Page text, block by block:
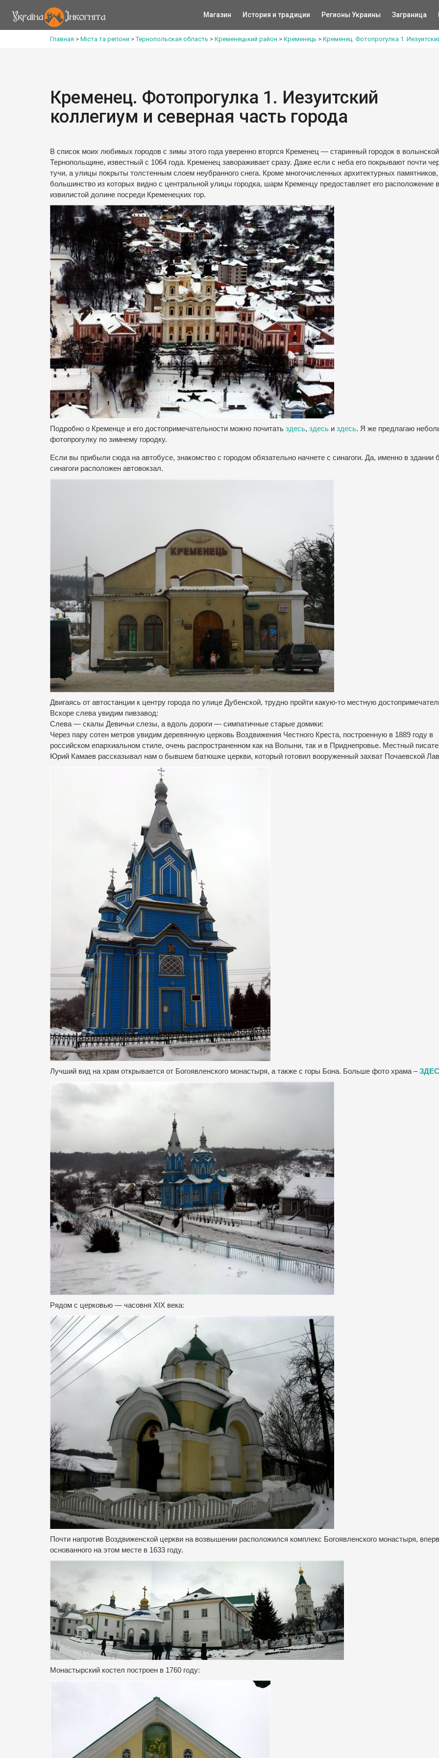
Магазин История и традиции Регионы Украины Заграница
Главная > Міста та регіони >Тернопольская область > Кременецький район > Кременець > Кременец. Фотопрогулка 1.
Кременец. Фотопрогулка 1. Иезуитский
коллегиум и северная часть города
В список моих любимых городов с зимы этого года уверенно вторгся Кременец — старинный городок в волынской
Тернопольщине, известный с 1064 года. Кременец завораживает сразу. Даже если с неба его покрывают почти
тучи, а улицы покрыты толстенным слоем неубранного снега. Кроме многочисленных архитектурных памятников,
большинство из которых видно с центральной улицы городка, шарм Кременцу предоставляет его расположение в
извилистой долине посреди Кременецких гор.
Подробно о Кременце и его достопримечательности можно почитать здесь, здесь и здесь. Я же предлагаю
фотопрогулку по зимнему городку.
Если вы прибыли сюда на автобусе, знакомство с городом обязательно начнете с синагоги. Да, именно в здании
синагоги расположен автовокзал.
Двигаясь от автостанции к центру города по улице Дубенской, трудно пройти какую-то местную
Вскоре слева увидим пивзавод:
Слева — скалы Девичьи слезы, а вдоль дороги — симпатичные старые домики:
Через пару сотен метров увидим деревянную церковь Воздвижения Честного Креста, построенную в 1889 году в
российском епархиальном стиле, очень распространенном как на Волыни, так и в Приднепровье. Местный
Юрий Камаев рассказывал нам о бывшем батюшке церкви, который готовил вооруженный захват Почаевской
Лучший вид на храм открывается от Богоявленского монастыря, а также с горы Бона. Больше фото храма –
Рядом с церковью — часовня XIX века:
Почти напротив Воздвиженской церкви на возвышении расположился комплекс Богоявленского монастыря,
основанного на этом месте в 1633 году.
Монастырский костел построен в 1760 году: